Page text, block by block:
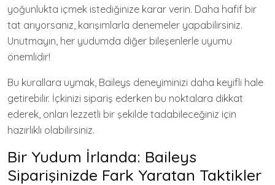
yoğunlukta içmek istediğinize karar verin. Daha hafif bir
tat arıyorsanız, karışımlarla denemeler yapabilirsiniz.
Unutmayın, her yudumda diğer bileşenlerle uyumu
önemlidir!
Bu kurallara uymak, Baileys deneyiminizi daha keyifli hale
getirebilir. İçkinizi sipariş ederken bu noktalara dikkat
ederek, onları lezzetli bir şekilde tadabileceğiniz için
hazırlıklı olabilirsiniz.
Bir Yudum İrlanda: Baileys
Siparişinizde Fark Yaratan Taktikler